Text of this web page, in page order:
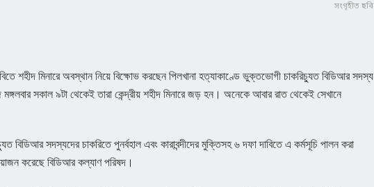
সংগৃহীত ছবি
শহীদ মিনারে অবস্থান নিয়ে বিক্ষোভ করছেন পিলখানা হত্যাকাণ্ডে ভুক্তভোগী চাকরিচ্যুত বিডিআর সদস্য
সকাল ৯টা থেকেই তারা কেন্দ্রীয় শহীদ মিনারে জড় হন। অনেকে আবার রাত থেকেই সেখানে
বিডিআর সদস্যদের চাকরিতে পুনর্বহাল এবং কারাবন্দীদের মুক্তিসহ ৬ দফা দাবিতে এ কর্মসূচি পালন করা
করেছে বিডিআর কল্যাণ পরিষদ।